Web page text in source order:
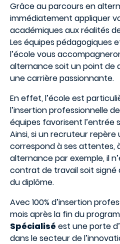
Grâce au parcours en
immédiatement appliquer
académiques aux réalités
Les équipes pédagogiques
l’école vous
alternance soit un point
une carrière passionnante.
En effet, l’école est
l’insertion professionnelle
équipes favorisent l’entrée
Ainsi, si un recruteur
correspond à ses attentes,
alternance par exemple, il
contrat de travail soit signé
du diplôme.
Avec 100% d’insertion
mois après la fin du
Spécialisé est une porte
dans le secteur de